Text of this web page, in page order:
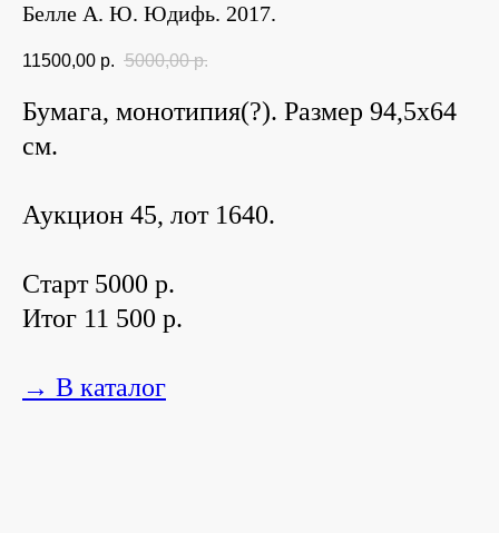
Белле А. Ю. Юдифь. 2017.
11500,00 р. 5000,00 р.
Бумага, монотипия(?). Размер 94,5х64
см.
Аукцион 45, лот 1640.
Старт 5000 р.
Итог 11 500 р.
→ В каталог